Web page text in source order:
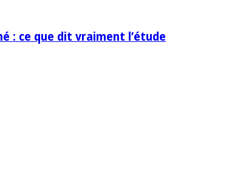
: ce que dit vraiment l’étude